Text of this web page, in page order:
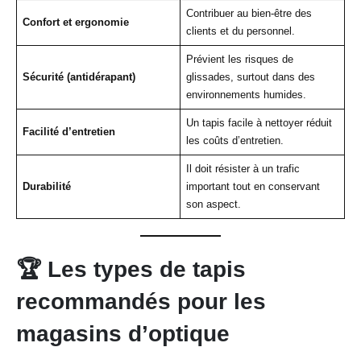
Confort et ergonomie
Contribuer au bien-être des
clients et du personnel.
Sécurité (antidérapant)
Prévient les risques de
glissades, surtout dans des
environnements humides.
Facilité d’entretien
Un tapis facile à nettoyer réduit
les coûts d’entretien.
Durabilité
Il doit résister à un trafic
important tout en conservant
son aspect.
🏆 Les types de tapis
recommandés pour les
magasins d’optique